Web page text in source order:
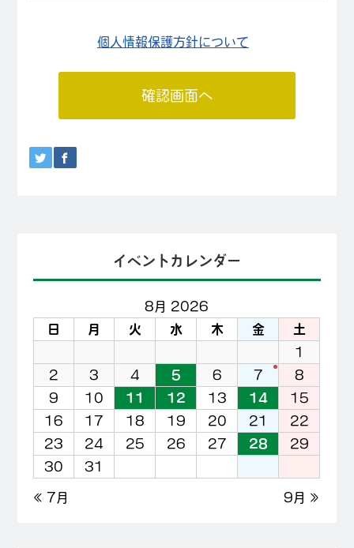
個人情報保護方針について
イベントカレンダー
8月 2026
日
月 火 水 木 金
土
1
2
3 4 5 6 7
8
9
10 11 12 13 14
15
16
17 18 19 20 21
22
23
24 25 26 27 28
29
30
31
« 7月 9月 »